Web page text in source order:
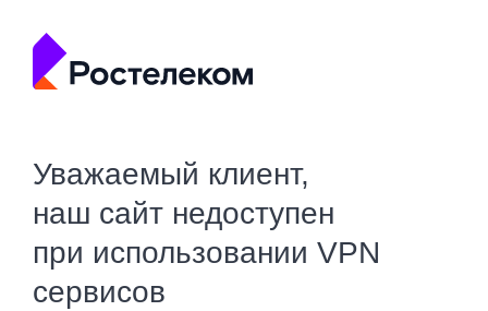
Уважаемый клиент,
наш сайт недоступен
при использовании VPN
сервисов